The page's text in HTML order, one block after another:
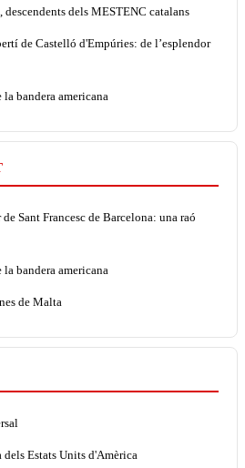
dels MESTENC catalans
de Castelló d'Empúries: de l’esplendor
bandera americana
Sant Francesc de Barcelona: una raó
bandera americana
de Malta
Estats Units d'Amèrica